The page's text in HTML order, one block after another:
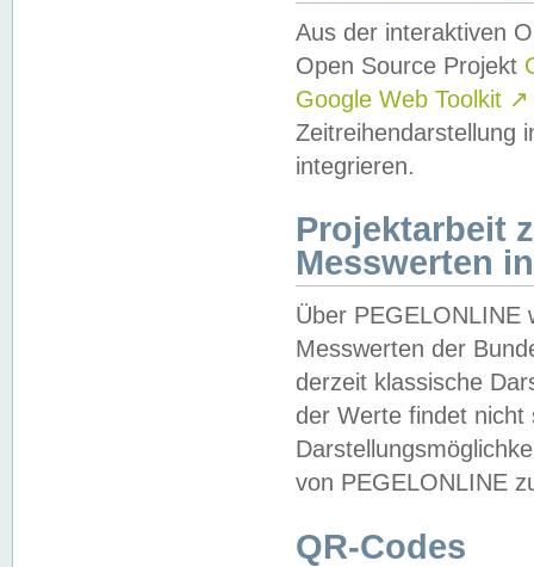
Aus der interaktiven
Open Source Projekt
Google Web Toolkit ↗
Zeitreihendarstellung
integrieren.
Projektarbeit
Messwerten
Über PEGELONLINE
Messwerten der
derzeit klassische
der Werte findet
von PEGELONLINE
QR-Codes